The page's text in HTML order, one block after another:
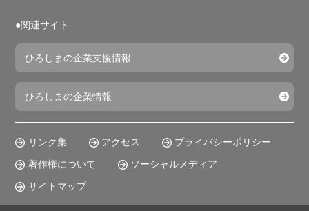
●関連サイト
ひろしまの企業支援情報
ひろしまの企業情報
リンク集 アクセス
プライバシーポリシー
著作権について
ソーシャルメディア
サイトマップ